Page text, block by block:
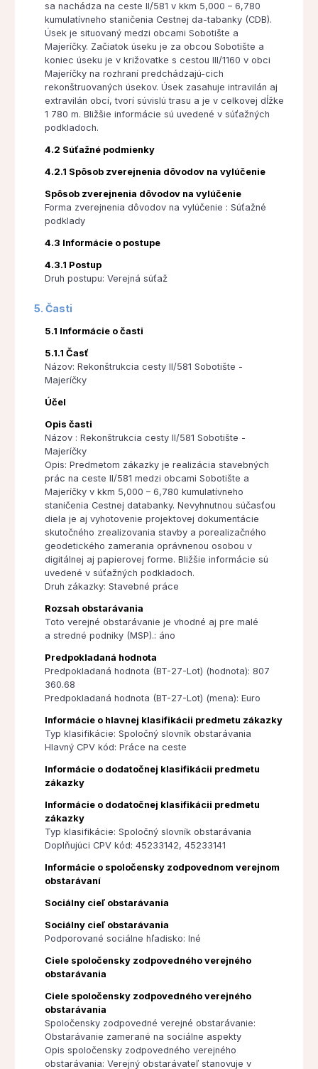
sa nachádza na ceste II/581 v kkm 5,000 – 6,780
kumulatívneho staničenia Cestnej da-tabanky (CDB).
Úsek je situovaný medzi obcami Sobotište a
Majeríčky. Začiatok úseku je za obcou Sobotište a
koniec úseku je v križovatke s cestou III/1160 v obci
Majeríčky na rozhraní predchádzajú-cich
rekonštruovaných úsekov. Úsek zasahuje intravilán aj
extravilán obcí, tvorí súvislú trasu a je v celkovej dĺžke
1 780 m. Bližšie informácie sú uvedené v súťažných
podkladoch.
4.2 Súťažné podmienky
4.2.1 Spôsob zverejnenia dôvodov na vylúčenie
Spôsob zverejnenia dôvodov na vylúčenie
Forma zverejnenia dôvodov na vylúčenie : Súťažné
podklady
4.3 Informácie o postupe
4.3.1 Postup
Druh postupu: Verejná súťaž
5. Časti
5.1 Informácie o časti
5.1.1 Časť
Názov: Rekonštrukcia cesty II/581 Sobotište -
Majeríčky
Účel
Opis časti
Názov : Rekonštrukcia cesty II/581 Sobotište -
Majeríčky
Opis: Predmetom zákazky je realizácia stavebných
prác na ceste II/581 medzi obcami Sobotište a
Majeríčky v kkm 5,000 – 6,780 kumulatívneho
staničenia Cestnej databanky. Nevyhnutnou súčasťou
diela je aj vyhotovenie projektovej dokumentácie
skutočného zrealizovania stavby a porealizačného
geodetického zamerania oprávnenou osobou v
digitálnej aj papierovej forme. Bližšie informácie sú
uvedené v súťažných podkladoch.
Druh zákazky: Stavebné práce
Rozsah obstarávania
Toto verejné obstarávanie je vhodné aj pre malé
a stredné podniky (MSP).: áno
Predpokladaná hodnota
Predpokladaná hodnota (BT-27-Lot) (hodnota): 807
360.68
Predpokladaná hodnota (BT-27-Lot) (mena): Euro
Informácie o hlavnej klasifikácii predmetu zákazky
Typ klasifikácie: Spoločný slovník obstarávania
Hlavný CPV kód: Práce na ceste
Informácie o dodatočnej klasifikácii predmetu
zákazky
Informácie o dodatočnej klasifikácii predmetu
zákazky
Typ klasifikácie: Spoločný slovník obstarávania
Doplňujúci CPV kód: 45233142, 45233141
Informácie o spoločensky zodpovednom verejnom
obstarávaní
Sociálny cieľ obstarávania
Sociálny cieľ obstarávania
Podporované sociálne hľadisko: Iné
Ciele spoločensky zodpovedného verejného
obstarávania
Ciele spoločensky zodpovedného verejného
obstarávania
Spoločensky zodpovedné verejné obstarávanie:
Obstarávanie zamerané na sociálne aspekty
Opis spoločensky zodpovedného verejného
obstarávania: Verejný obstarávateľ stanovuje v